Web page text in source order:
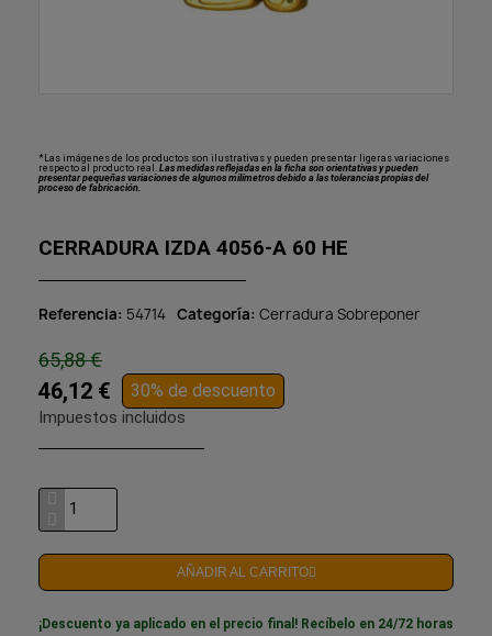
*Las imágenes de los productos son ilustrativas y pueden presentar ligeras variaciones
respecto al producto real. Las medidas reflejadas en la ficha son orientativas y pueden
presentar pequeñas variaciones de algunos milímetros debido a las tolerancias propias del
proceso de fabricación.
CERRADURA IZDA 4056-A 60 HE
Referencia 54714 Categoría Cerradura Sobreponer
65,88 €
46,12 € 30% de descuento
Impuestos incluidos
AÑADIR AL CARRITO
¡Descuento ya aplicado en el precio final! Recíbelo en 24/72 horas